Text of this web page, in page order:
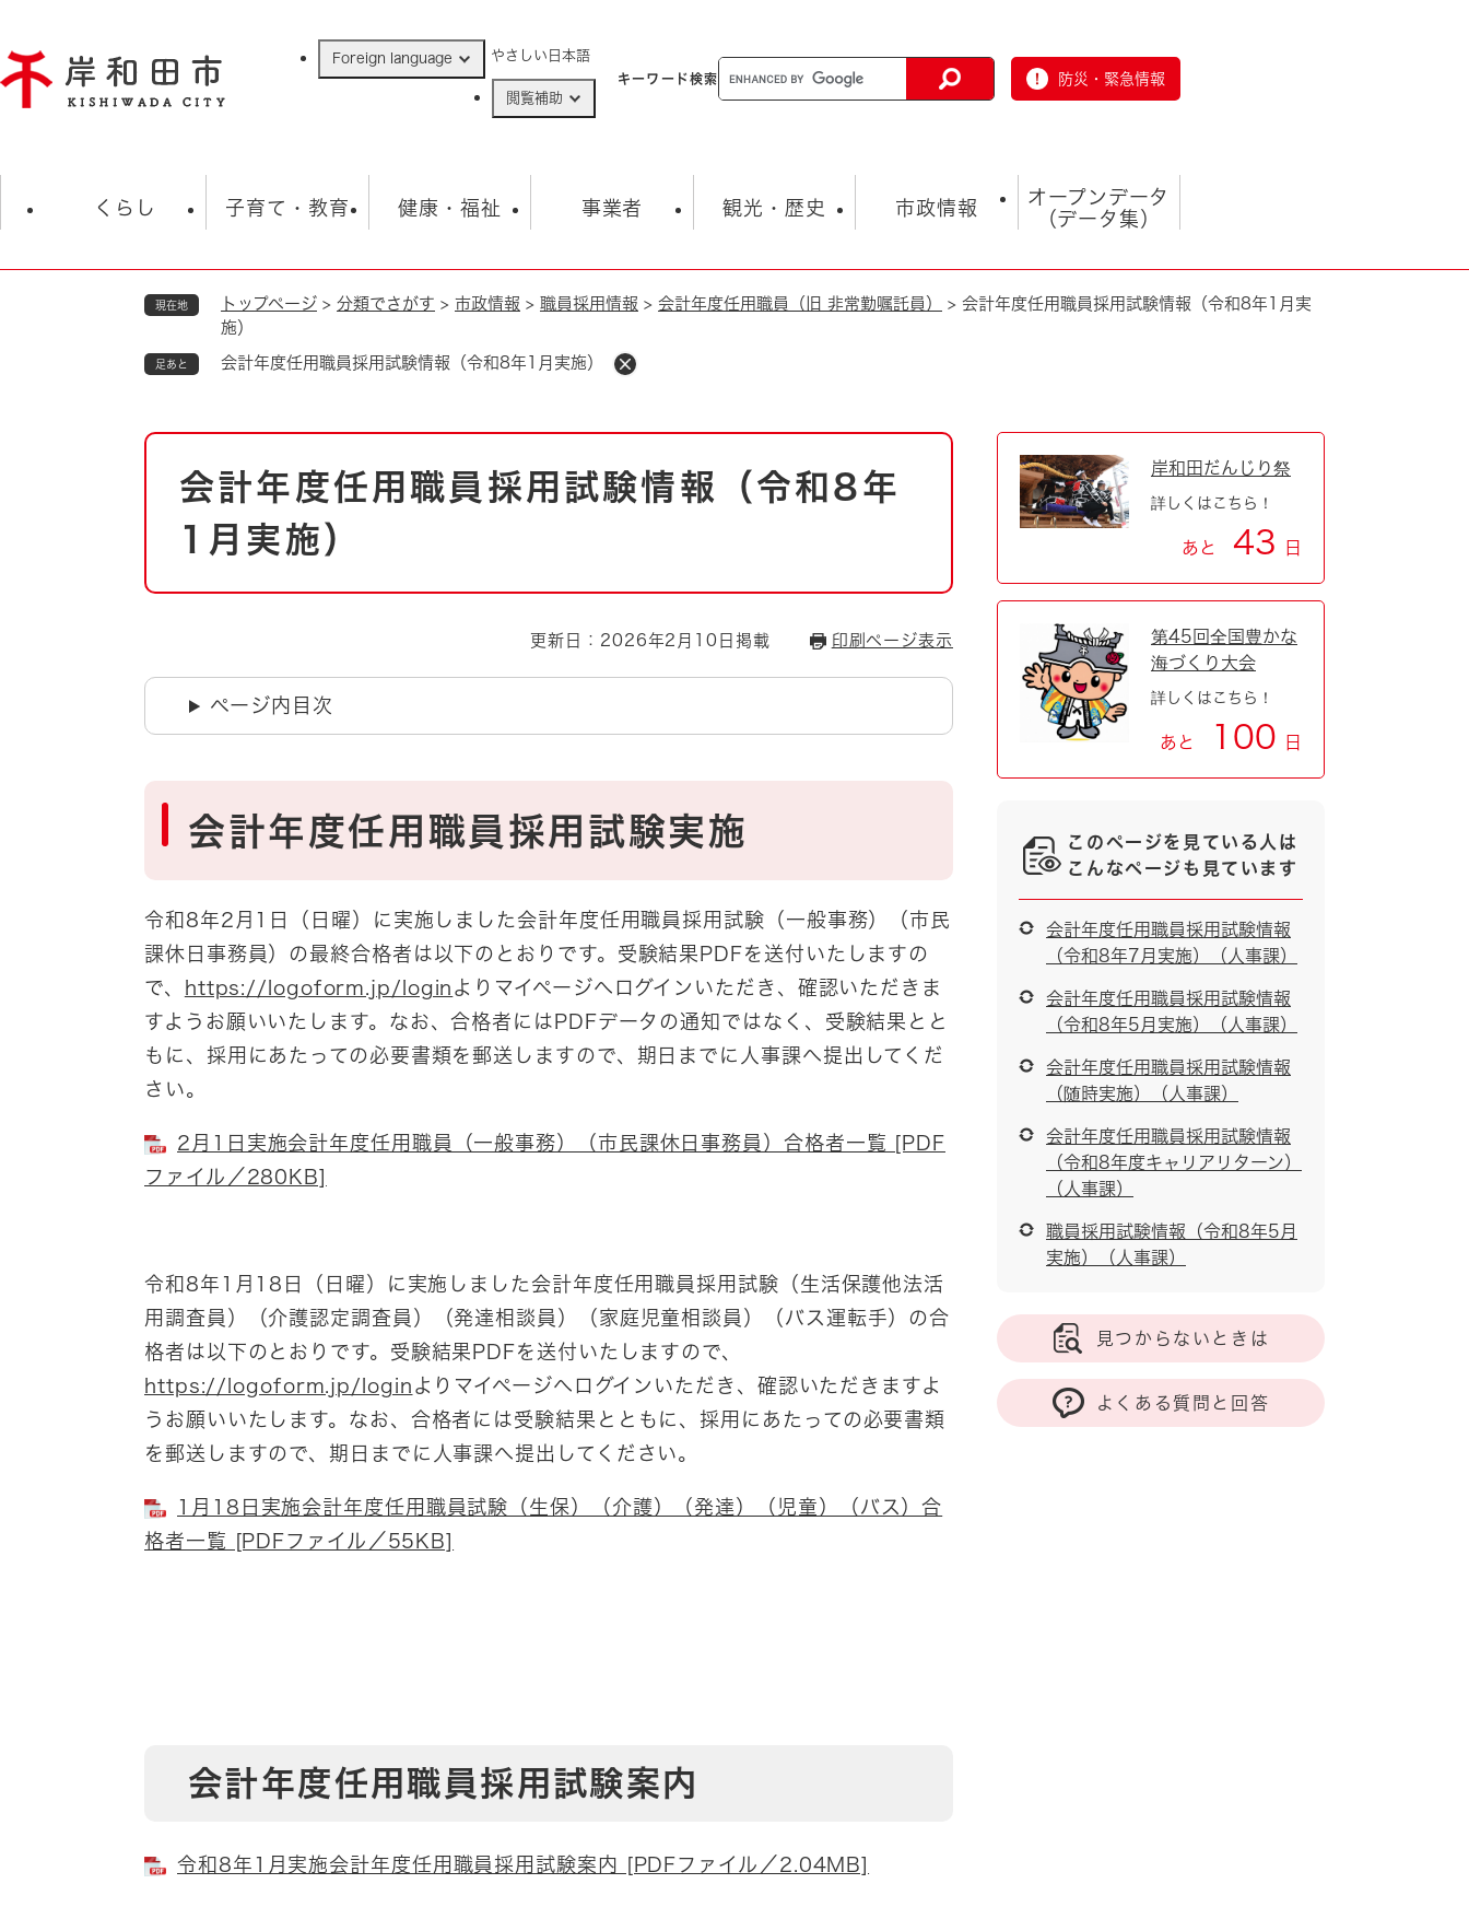
ジ
の
Foreign language やさしい日本語
閲覧補助
キーワード検索 防災・緊急情報
くらし
住民票・戸籍
保険・年金
自然・環境・公園 住宅
道路・河川・交通 まちづくり
とじる
子育て・教育
学校 子育て
健康・福祉
福祉・健康・生活 生涯学習・スポーツ
事業者
入札・契約情報 まちづくり・協働
産業振興
観光・歴史
観光 観光スポット
歴史 動画情報
市政情報
市の概要 総合計画
行財政
オープンデータ
（データ集）
オープンデータ
現在地 トップページ > 分類でさがす > 市政情報 > 職員採用情報 > 会計年度任用職員（旧 非常勤嘱託員） > 会計年度任用職員採用試験情報（令和8年1月実
施）
足あと 会計年度任用職員採用試験情報（令和8年1月実施）
本
会計年度任用職員採用試験情報（令和8年
1月実施）
更新日：2026年2月10日掲載 印刷ページ表示
ページ内目次
会計年度任用職員採用試験実施
令和8年2月1日（日曜）に実施しました会計年度任用職員採用試験（一般事務）（市民
課休日事務員）の最終合格者は以下のとおりです。受験結果PDFを送付いたしますの
で、
https://logoform.jp/login よりマイページへログインいただき、確認いただきま
すようお願いいたします。なお、合格者にはPDFデータの通知ではなく、受験結果とと
もに、採用にあたっての必要書類を郵送しますので、期日までに人事課へ提出してくだ
さい。
2月1日実施会計年度任用職員（一般事務）（市民課休日事務員）合格者一覧 [PDF
ファイル／280KB]
令和8年1月18日（日曜）に実施しました会計年度任用職員採用試験（生活保護他法活
用調査員）（介護認定調査員）（発達相談員）（家庭児童相談員）（バス運転手）の合
格者は以下のとおりです。受験結果PDFを送付いたしますので、
https://logoform.jp/login よりマイページへログインいただき、確認いただきますよ
うお願いいたします。なお、合格者には受験結果とともに、採用にあたっての必要書類
を郵送しますので、期日までに人事課へ提出してください。
1月18日実施会計年度任用職員試験（生保）（介護）（発達）（児童）（バス）合
格者一覧 [PDFファイル／55KB]
会計年度任用職員採用試験案内
令和8年1月実施会計年度任用職員採用試験案内 [PDFファイル／2.04MB]
岸和田だんじり祭
詳しくはこちら！
あと 43 日
第45回全国豊かな
海づくり大会
詳しくはこちら！
あと 100 日
このページを見ている人は
こんなページも見ています
会計年度任用職員採用試験情報
（令和8年7月実施）（人事課）
会計年度任用職員採用試験情報
（令和8年5月実施）（人事課）
会計年度任用職員採用試験情報
（随時実施）（人事課）
会計年度任用職員採用試験情報
（令和8年度キャリアリターン）
（人事課）
職員採用試験情報（令和8年5月
実施）（人事課）
見つからないときは
よくある質問と回答